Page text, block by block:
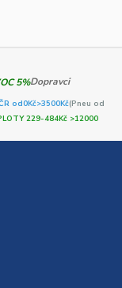
Dopravci
od0Kč>3500Kč(Pneu od
229-484Kč >12000